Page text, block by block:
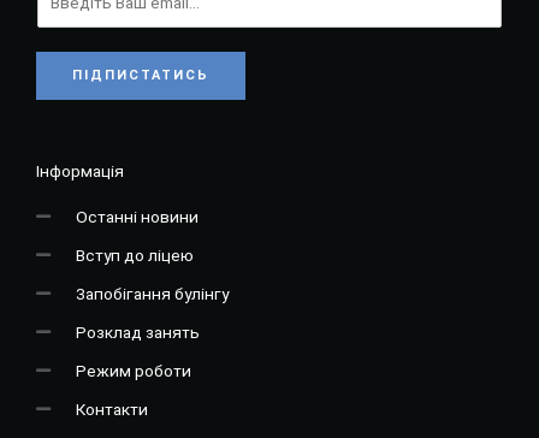
ПІДПИСТАТИСЬ
Інформація
Останні новини
Вступ до ліцею
Запобігання булінгу
Розклад занять
Режим роботи
Контакти